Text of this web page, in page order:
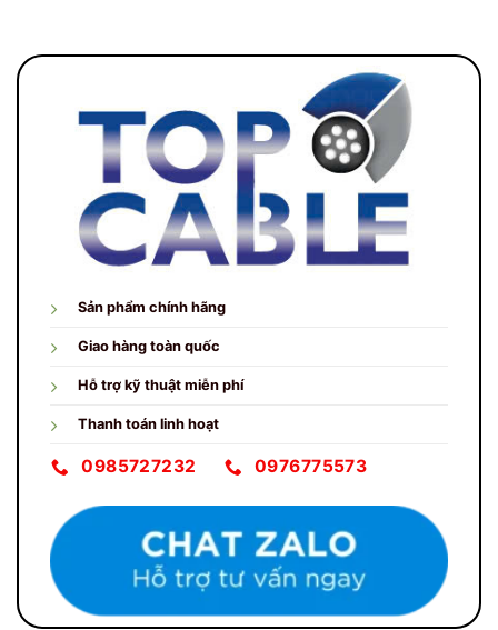
Sản phẩm chính hãng
Giao hàng toàn quốc
Hỗ trợ kỹ thuật miễn phí
Thanh toán linh hoạt
0985727232 0976775573